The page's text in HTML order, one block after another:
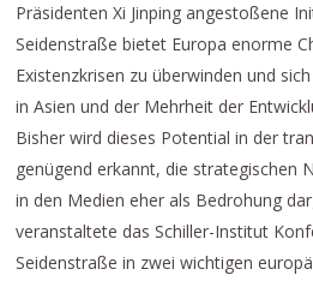
Präsidenten Xi Jinping angestoßene
Seidenstraße bietet Europa enorme
Existenzkrisen zu überwinden und
in Asien und der Mehrheit der
Bisher wird dieses Potential in der
genügend erkannt, die strategischen
in den Medien eher als Bedrohung
veranstaltete das Schiller-Institut
Seidenstraße in zwei wichtigen